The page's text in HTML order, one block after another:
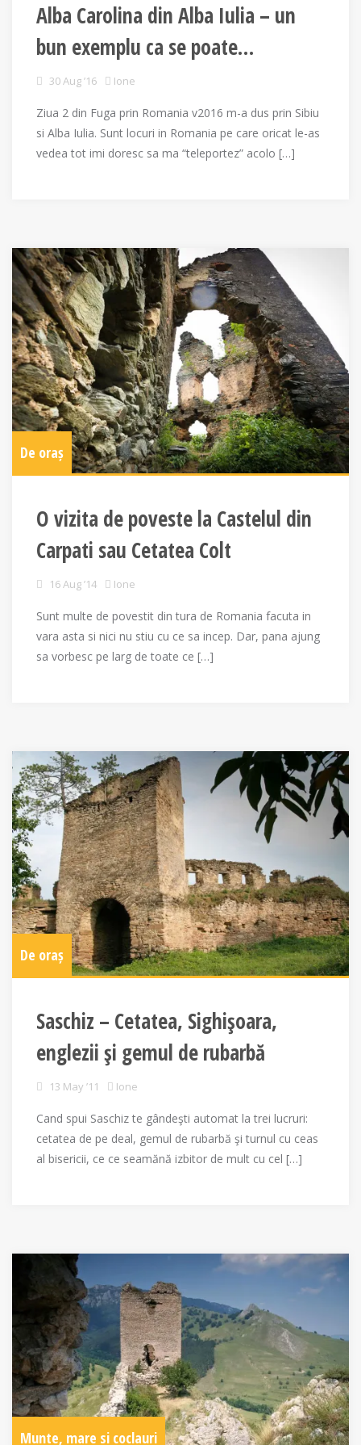
Alba Carolina din Alba Iulia – un
bun exemplu ca se poate…
30 Aug ’16 Ione
Ziua 2 din Fuga prin Romania v2016 m-a dus prin Sibiu
si Alba Iulia. Sunt locuri in Romania pe care oricat le-as
vedea tot imi doresc sa ma “teleportez” acolo […]
De oraș
O vizita de poveste la Castelul din
Carpati sau Cetatea Colt
16 Aug ’14 Ione
Sunt multe de povestit din tura de Romania facuta in
vara asta si nici nu stiu cu ce sa incep. Dar, pana ajung
sa vorbesc pe larg de toate ce […]
De oraș
Saschiz – Cetatea, Sighişoara,
englezii şi gemul de rubarbă
13 May ’11 Ione
Cand spui Saschiz te gândeşti automat la trei lucruri:
cetatea de pe deal, gemul de rubarbă şi turnul cu ceas
al bisericii, ce ce seamănă izbitor de mult cu cel […]
Munte, mare si coclauri